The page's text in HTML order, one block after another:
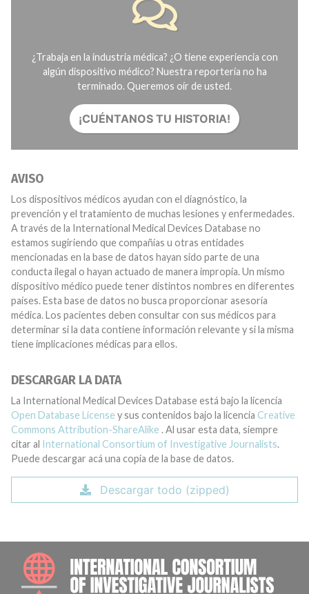
¿Trabaja en la industria médica? ¿O tiene experiencia con
algún dispositivo médico? Nuestra reportería no ha
terminado. Queremos oír de usted.
¡CUÉNTANOS TU HISTORIA!
AVISO
Los dispositivos médicos ayudan con el diagnóstico, la
prevención y el tratamiento de muchas lesiones y enfermedades.
A través de la International Medical Devices Database no
estamos sugiriendo que compañías u otras entidades
mencionadas en la base de datos hayan sido parte de una
conducta ilegal o hayan actuado de manera impropia. Un mismo
dispositivo médico puede tener distintos nombres en diferentes
países. Esta base de datos no busca proporcionar asesoría
médica. Los pacientes deben consultar con sus médicos para
determinar si la data contiene información relevante y si la misma
tiene implicaciones médicas para ellos.
DESCARGAR LA DATA
La International Medical Devices Database está bajo la licencia
Open Database License y sus contenidos bajo la licencia Creative
Commons Attribution-ShareAlike . Al usar esta data, siempre
citar al International Consortium of Investigative Journalists.
Puede descargar acá una copia de la base de datos.
Descargar todo (zipped)